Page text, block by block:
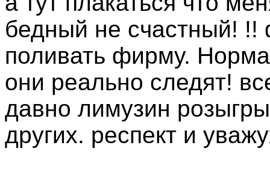
бедный не счастный! !!
поливать фирму.
они реально следят!
давно лимузин
других. респект и